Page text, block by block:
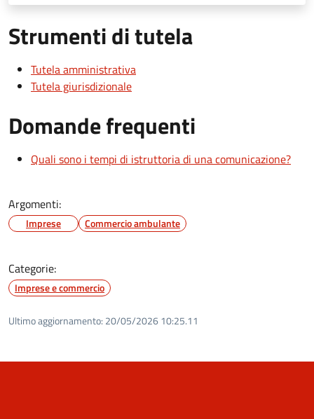
Strumenti di tutela
Tutela amministrativa
Tutela giurisdizionale
Domande frequenti
Quali sono i tempi di istruttoria di una comunicazione?
Argomenti:
Imprese Commercio ambulante
Categorie:
Imprese e commercio
Ultimo aggiornamento: 20/05/2026 10:25.11